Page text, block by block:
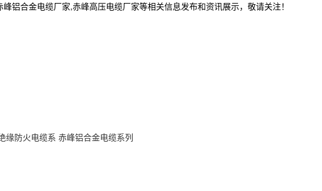
峰铝合金电缆厂家,赤峰高压电缆厂家等相关信息发布和资讯展示，敬请关注！
缘防火电缆系 赤峰铝合金电缆系列